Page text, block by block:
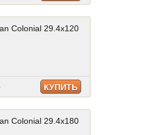
Colonial 29.4x120
КУПИТЬ
Colonial 29.4x180